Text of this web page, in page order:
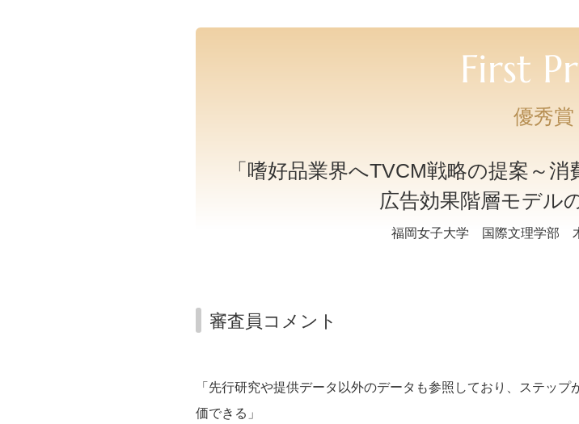
First
優秀賞
「嗜好品業界へTVCM戦略の提案～
広告効果階層モデル
福岡女子大学 国際文理学部
審査員コメント
「先行研究や提供データ以外のデータも参照しており、ステッ
価できる」